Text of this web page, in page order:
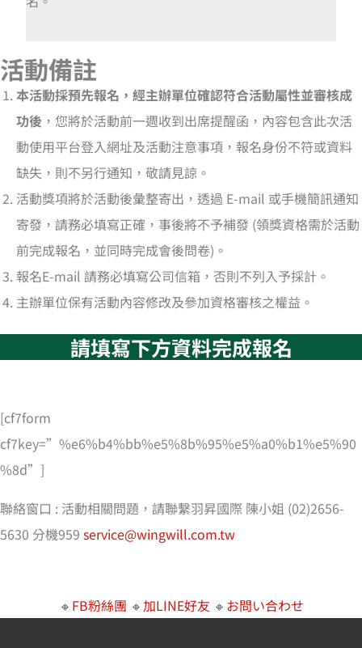
活動備註
本活動採預先報名，經主辦單位確認符合活動屬性並審核成
功後 ，您將於活動前一週收到出席提醒函，內容包含此次活
動使用平台登入網址及活動注意事項，報名身份不符或資料
缺失，則不另行通知，敬請見諒。
活動獎項將於活動後彙整寄出，透過 E-mail 或手機簡訊通知
寄發，請務必填寫正確，事後將不予補發 (領獎資格需於活動
前完成報名，並同時完成會後問卷)。
報名E-mail 請務必填寫公司信箱，否則不列入予採計。
主辦單位保有活動內容修改及參加資格審核之權益。
請填寫下方資料完成報名
[cf7form
cf7key=”%e6%b4%bb%e5%8b%95%e5%a0%b1%e5%90
%8d”]
聯絡窗口 : 活動相關問題，請聯繫羽昇國際 陳小姐 (02)2656-
5630 分機959 service@wingwill.com.tw
🔸 FB粉絲團 🔸加LINE好友 🔸 お問い合わせ